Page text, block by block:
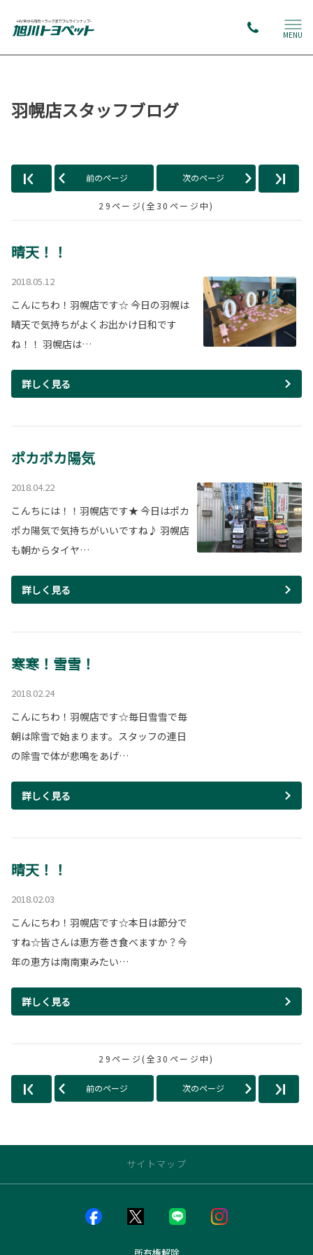
MENU
羽幌店スタッフブログ
前のページ 次のページ
29ページ(全30ページ中)
晴天！！
2018.05.12
こんにちわ！羽幌店です☆ 今日の羽幌は
晴天で気持ちがよくお出かけ日和です
ね！！ 羽幌店は…
詳しく見る
ポカポカ陽気
2018.04.22
こんちには！！羽幌店です★ 今日はポカ
ポカ陽気で気持ちがいいですね♪ 羽幌店
も朝からタイヤ…
詳しく見る
寒寒！雪雪！
2018.02.24
こんにちわ！羽幌店です☆毎日雪雪で毎
朝は除雪で始まります。スタッフの連日
の除雪で体が悲鳴をあげ…
詳しく見る
晴天！！
2018.02.03
こんにちわ！羽幌店です☆本日は節分で
すね☆皆さんは恵方巻き食べますか？今
年の恵方は南南東みたい…
詳しく見る
29ページ(全30ページ中)
前のページ 次のページ
サイトマップ